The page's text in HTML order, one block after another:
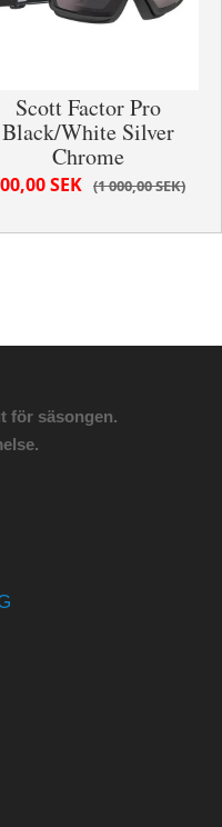
Scott Factor Pro
Black/White Silver
Chrome
1 000,00 SEK
SEK
för säsongen.